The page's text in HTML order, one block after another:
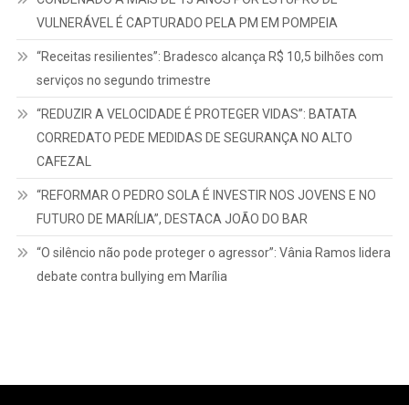
VULNERÁVEL É CAPTURADO PELA PM EM POMPEIA
“Receitas resilientes”: Bradesco alcança R$ 10,5 bilhões com
serviços no segundo trimestre
“REDUZIR A VELOCIDADE É PROTEGER VIDAS”: BATATA
CORREDATO PEDE MEDIDAS DE SEGURANÇA NO ALTO
CAFEZAL
“REFORMAR O PEDRO SOLA É INVESTIR NOS JOVENS E NO
FUTURO DE MARÍLIA”, DESTACA JOÃO DO BAR
“O silêncio não pode proteger o agressor”: Vânia Ramos lidera
debate contra bullying em Marília